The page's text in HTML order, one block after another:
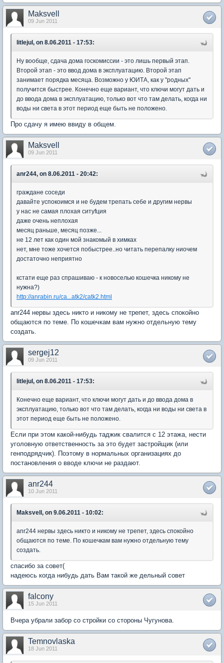
Maksvell
09 Jun 2011
litlejul, on 8.06.2011 - 17:53:
Ну вообще, сдача дома госкомиссии - это лишь первый этап.
Второй этап - это ввод дома в эксплуатацию. Второй этап
занимает порядка месяца. Возможно у ЮИТА, как у "родных"
получится быстрее. Конечно еще вариант, что ключи могут дать и
до ввода дома в эксплуатацию, только вот что там делать, когда ни
воды ни света в этот период еще быть не положено.
Про сдачу я имею ввиду в общем.
Maksvell
09 Jun 2011
anr244, on 8.06.2011 - 20:42:
граждане соседи
давайте успокоимся и не будем трепать себе и другим нервы
у нас не самая плохая ситуfция
даже очень неплохая
месяц раньше, месяц позже...
не 12 лет как один мой знакомый в химках
нет, мне тоже хочется побыстрее..но читать перепалку ниочем
достаточно неприятно
кстати еще раз спрашиваю - к новоселью кошечка никому не
нужна?)
http://anrabin.ru/ca...atk2/catk2.html
anr244 нервы здесь никто и никому не трепет, здесь спокойно
общаются по теме. По кошечкам вам нужно отдельную тему
создать.
sergej12
09 Jun 2011
litlejul, on 8.06.2011 - 17:53:
Конечно еще вариант, что ключи могут дать и до ввода дома в
эксплуатацию, только вот что там делать, когда ни воды ни света в
этот период еще быть не положено.
Если при этом какой-нибудь таджик свалится с 12 этажа, нести
уголовную ответственность за это будет застройщик (или
генподрядчик). Поэтому в нормальных организациях до
постановления о вводе ключи не раздают.
anr244
10 Jun 2011
Maksvell, on 9.06.2011 - 10:02:
anr244 нервы здесь никто и никому не трепет, здесь спокойно
общаются по теме. По кошечкам вам нужно отдельную тему
создать.
спасибо за совет(
надеюсь когда нибудь дать Вам такой же дельный совет
falcony
15 Jun 2011
Вчера убрали забор со стройки со стороны Чугунова.
Temnovlaska
18 Jun 2011